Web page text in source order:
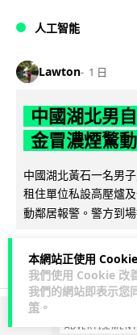
本網站正使用 Cookie
我們使用 Cookie 改
我們的網站即表示您
策 。
人工智能
Lawton 1 日
中國湖北男
金冒濃煙驚
中國湖北黃石一名男
租住單位私設高壓爐
動鄰居報警。警方到
106
ADVERTISEMENT